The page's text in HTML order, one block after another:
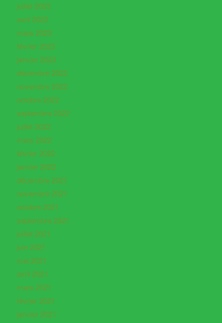
juillet 2023
avril 2023
mars 2023
février 2023
janvier 2023
décembre 2022
novembre 2022
octobre 2022
septembre 2022
juillet 2022
mars 2022
février 2022
janvier 2022
décembre 2021
novembre 2021
octobre 2021
septembre 2021
juillet 2021
juin 2021
mai 2021
avril 2021
mars 2021
février 2021
janvier 2021